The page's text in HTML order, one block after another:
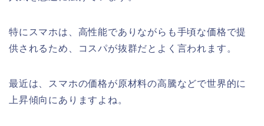
特にスマホは、高性能でありながらも手頃な価格で提
供されるため、コスパが抜群だとよく言われます。
最近は、スマホの価格が原材料の高騰などで世界的に
上昇傾向にありますよね。